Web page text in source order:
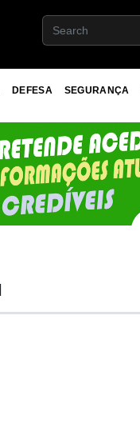
DEFESA SEGURANÇA